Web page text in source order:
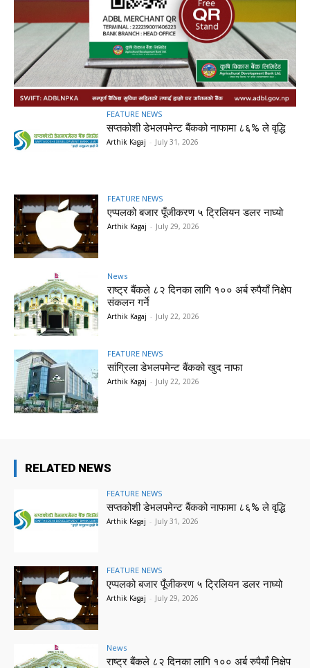
FEATURE NEWS
सप्तकोशी डेभलपमेन्ट बैंकको नाफामा ८६% ले वृद्धि
Arthik Kagaj - July 31, 2026
FEATURE NEWS
एप्पलको बजार पूँजीकरण ५ ट्रिलियन डलर नाघ्यो
Arthik Kagaj - July 29, 2026
News
राष्ट्र बैंकले ८२ दिनका लागि १०० अर्ब रुपैयाँ निक्षेप
संकलन गर्ने
Arthik Kagaj - July 22, 2026
FEATURE NEWS
सांग्रिला डेभलपमेन्ट बैंकको खुद नाफा
Arthik Kagaj - July 22, 2026
RELATED NEWS
FEATURE NEWS
सप्तकोशी डेभलपमेन्ट बैंकको नाफामा ८६% ले वृद्धि
Arthik Kagaj - July 31, 2026
FEATURE NEWS
एप्पलको बजार पूँजीकरण ५ ट्रिलियन डलर नाघ्यो
Arthik Kagaj - July 29, 2026
News
राष्ट्र बैंकले ८२ दिनका लागि १०० अर्ब रुपैयाँ निक्षेप